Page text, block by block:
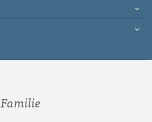
Familie